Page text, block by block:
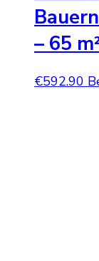
– 65
€592.90